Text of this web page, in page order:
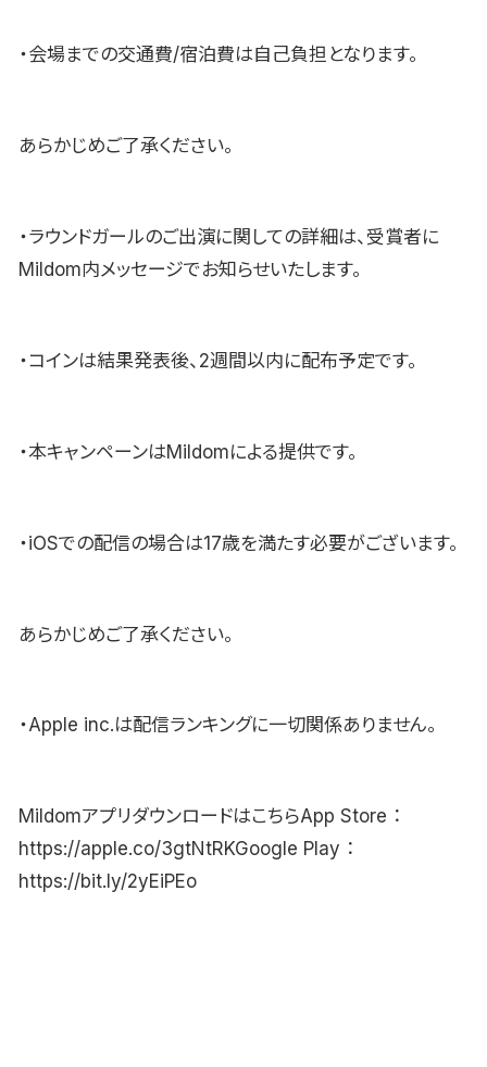
・会場までの交通費/宿泊費は自己負担となります。
あらかじめご了承ください。
・ラウンドガールのご出演に関しての詳細は、受賞者に
Mildom内メッセージでお知らせいたします。
・コインは結果発表後、2週間以内に配布予定です。
・本キャンペーンはMildomによる提供です。
・iOSでの配信の場合は17歳を満たす必要がございます。
あらかじめご了承ください。
・Apple inc.は配信ランキングに一切関係ありません。
MildomアプリダウンロードはこちらApp Store ：
https://apple.co/3gtNtRKGoogle Play ：
https://bit.ly/2yEiPEo